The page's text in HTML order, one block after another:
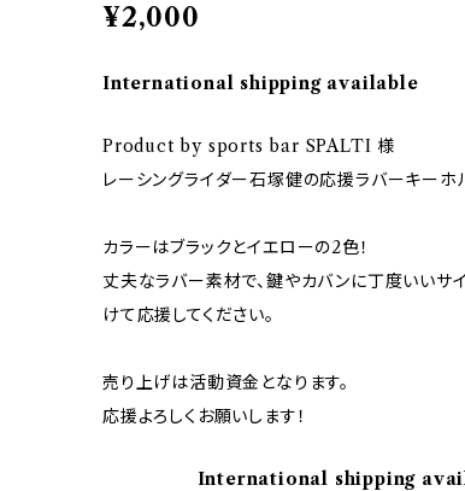
¥2,000
International shipping available
Product by sports bar SPALTI 様
レーシングライダー石塚健の応援ラバーキーホ
カラーはブラックとイエローの2色！
丈夫なラバー素材で、鍵やカバンに丁度いいサ
けて応援してください。
売り上げは活動資金となります。
応援よろしくお願いします！
International shipping